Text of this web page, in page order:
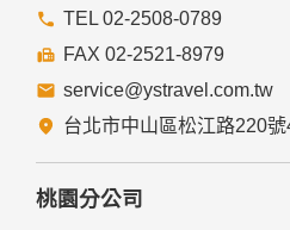
TEL 02-2508-0789
FAX 02-2521-8979
service@ystravel.com.tw
台北市中山區松江路220
桃園分公司